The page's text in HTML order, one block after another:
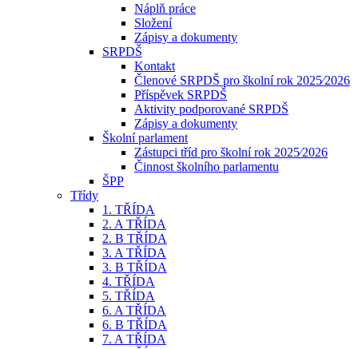
Náplň práce
Složení
Zápisy a dokumenty
SRPDŠ
Kontakt
Členové SRPDŠ pro školní rok 2025⁄2026
Příspěvek SRPDŠ
Aktivity podporované SRPDŠ
Zápisy a dokumenty
Školní parlament
Zástupci tříd pro školní rok 2025⁄2026
Činnost školního parlamentu
ŠPP
Třídy
1. TŘÍDA
2. A TŘÍDA
2. B TŘÍDA
3. A TŘÍDA
3. B TŘÍDA
4. TŘÍDA
5. TŘÍDA
6. A TŘÍDA
6. B TŘÍDA
7. A TŘÍDA